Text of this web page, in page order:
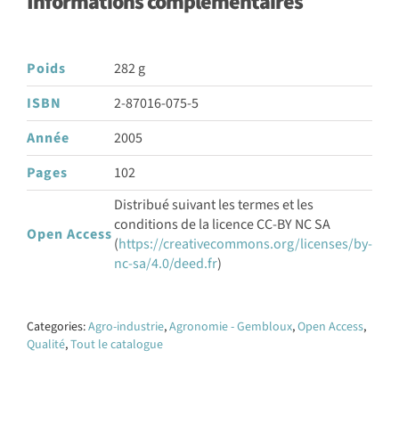
Poids
282 g
ISBN
2-87016-075-5
Année
2005
Pages
102
Open Access
Distribué suivant les termes et les
conditions de la licence CC-BY NC SA
(https://creativecommons.org/licenses/by-
nc-sa/4.0/deed.fr)
Categories:Agro-industrie,Agronomie - Gembloux,Open Access,
Qualité,Tout le catalogue